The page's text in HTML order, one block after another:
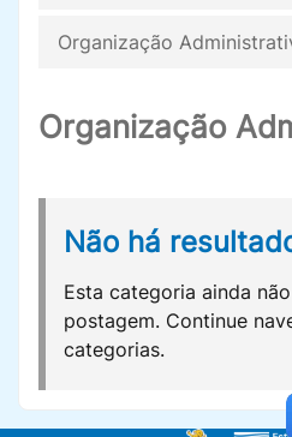
Organização
Organização
Não há
Esta categoria ainda
postagem. Continue
categorias.